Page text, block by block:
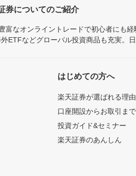
券についてのご紹介
富なオンライントレードで初心者にも
ETFなどグローバル投資商品も充実。
はじめての方へ
楽天証券が選ばれる理由
口座開設からお取引ま
投資ガイド&セミナー
楽天証券のあんしん